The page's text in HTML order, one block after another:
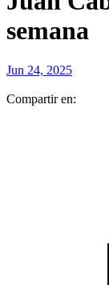
semana
Jun 24, 2025
Compartir en: